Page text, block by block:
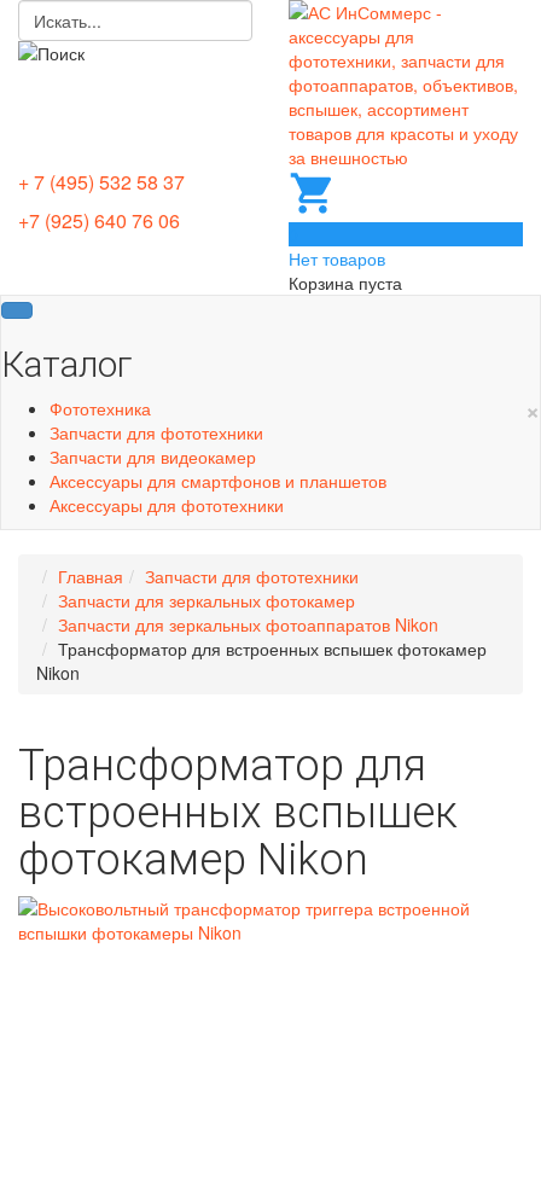
+ 7 (495) 532 58 37
+7 (925) 640 76 06
Нет товаров
Корзина пуста
Каталог
×
Фототехника
Запчасти для фототехники
Запчасти для видеокамер
Аксессуары для смартфонов и планшетов
Аксессуары для фототехники
Главная
Запчасти для фототехники
Запчасти для зеркальных фотокамер
Запчасти для зеркальных фотоаппаратов Nikon
Трансформатор для встроенных вспышек фотокамер
Nikon
Трансформатор для
встроенных вспышек
фотокамер Nikon